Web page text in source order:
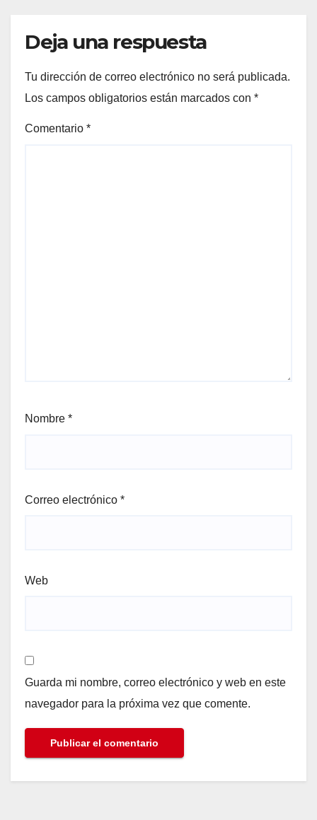
Deja una respuesta
Tu dirección de correo electrónico no será publicada.
Los campos obligatorios están marcados con *
Comentario *
Nombre *
Correo electrónico *
Web
Guarda mi nombre, correo electrónico y web en este
navegador para la próxima vez que comente.